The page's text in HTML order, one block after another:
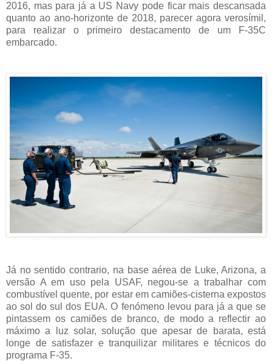
2016, mas para já a US Navy pode ficar mais descansada
quanto ao ano-horizonte de 2018, parecer agora verosímil,
para realizar o primeiro destacamento de um F-35C
embarcado.
Já no sentido contrario, na base aérea de Luke, Arizona, a
versão A em uso pela USAF, negou-se a trabalhar com
combustível quente, por estar em camiões-cisterna expostos
ao sol do sul dos EUA. O fenómeno levou para já a que se
pintassem os camiões de branco, de modo a reflectir ao
máximo a luz solar, solução que apesar de barata, está
longe de satisfazer e tranquilizar militares e técnicos do
programa F-35.